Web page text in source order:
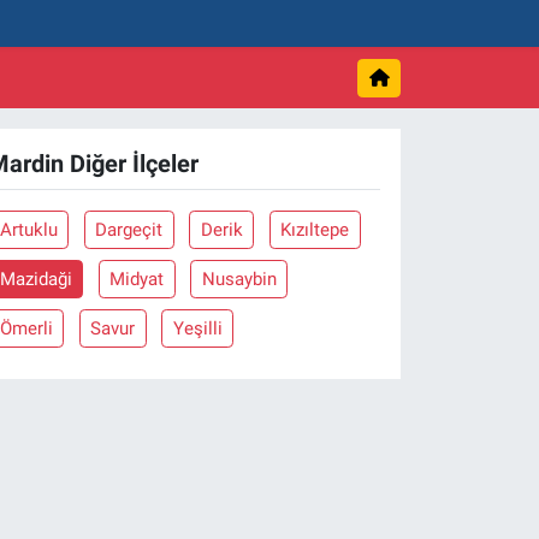
Diğer İlçeler
Artuklu Dargeçit Derik Kızıltepe
Mazidaği Midyat Nusaybin
Ömerli Savur Yeşilli